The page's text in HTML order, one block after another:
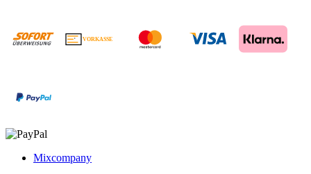
VORKASSE
Mixcompany